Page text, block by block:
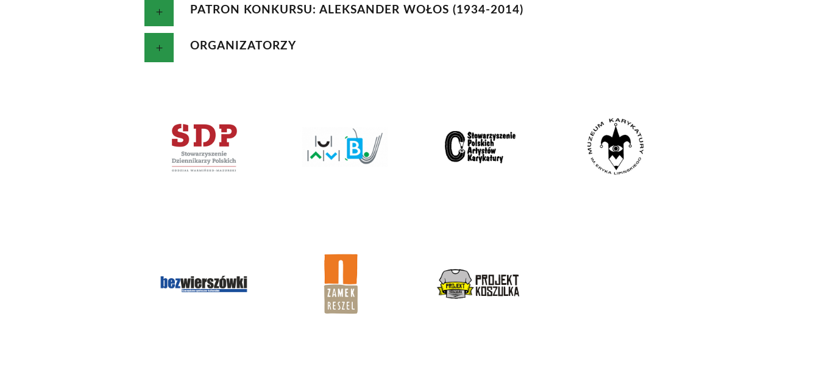
PATRON KONKURSU: ALEKSANDER WOŁOS (1934-2014)
ORGANIZATORZY